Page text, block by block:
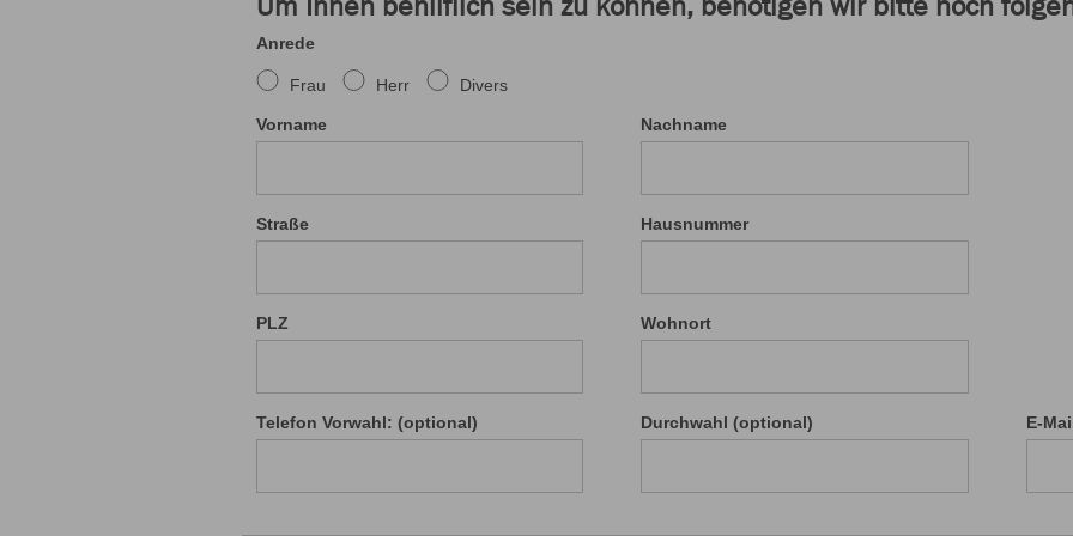
Anrede
Frau Herr Divers
Vorname Nachname
Straße Hausnummer
PLZ Wohnort
Telefon Vorwahl: (optional) Durchwahl (optional) E-